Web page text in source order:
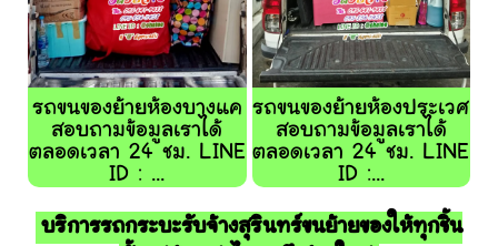
รถขนของย้ายห้องบางแค
สอบถามข้อมูลเราได้
ตลอดเวลา 24 ชม. LINE
ID : ...
รถขนของย้ายห้องประเวศ
สอบถามข้อมูลเราได้
ตลอดเวลา 24 ชม. LINE
ID :...
บริการรถกระบะรับจ้างสุรินทร์ขนย้ายของให้ทุกชิ้น